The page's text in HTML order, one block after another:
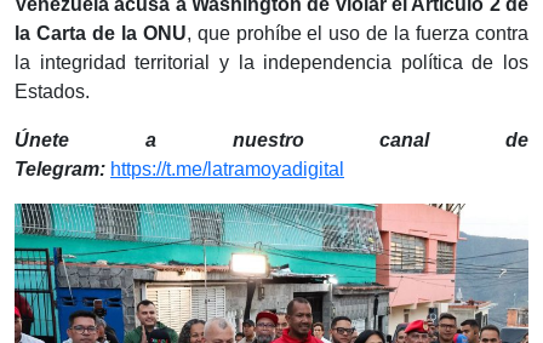
Venezuela acusa a Washington de violar el Artículo 2 de
la Carta de la ONU, que prohíbe el uso de la fuerza contra
la integridad territorial y la independencia política de los
Estados.
Únete a nuestro canal de
Telegram: https://t.me/latramoyadigital